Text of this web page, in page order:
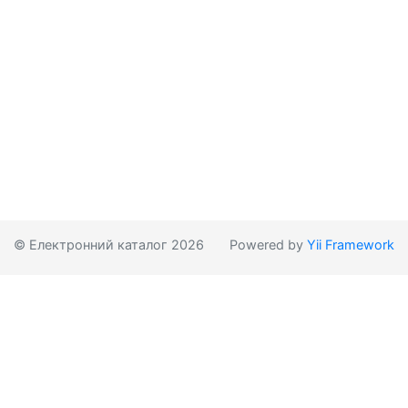
© Електронний каталог 2026 Powered by Yii Framework